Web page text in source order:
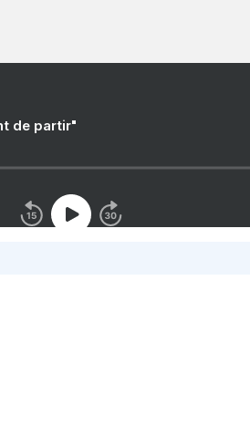
de partir"